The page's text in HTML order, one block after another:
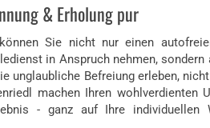
& Erholung pur
Sie nicht nur einen
in Anspruch nehmen, sondern
unglaubliche Befreiung erleben,
machen Ihren wohlverdienten
- ganz auf Ihre individuellen